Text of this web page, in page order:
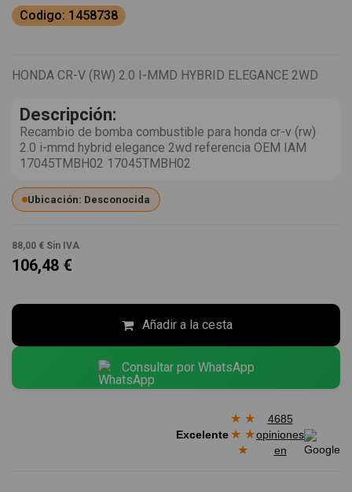
Codigo: 1458738
HONDA CR-V (RW) 2.0 I-MMD HYBRID ELEGANCE 2WD
Descripción:
Recambio de bomba combustible para honda cr-v (rw)
2.0 i-mmd hybrid elegance 2wd referencia OEM IAM
17045TMBH02 17045TMBH02
Ubicación: Desconocida
88,00 € Sin IVA
106,48 €
Añadir a la cesta
Consultar por WhatsApp
Excelente
★ ★
★ ★
★
4685
opiniones
en